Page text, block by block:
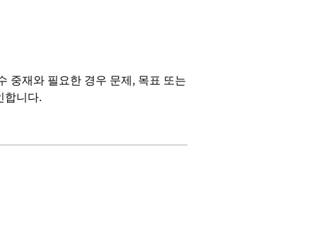
중재와 필요한 경우 문제, 목표 또는
합니다.